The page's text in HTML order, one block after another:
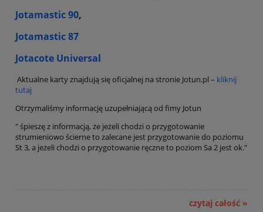
Jotamastic 90,
Jotamastic 87
Jotacote Universal
Aktualne karty znajdują się oficjalnej na stronie Jotun.pl – kliknij
tutaj
Otrzymaliśmy informację uzupełniającą od fimy Jotun
" śpieszę z informacją, że jeżeli chodzi o przygotowanie
strumieniowo ścierne to zalecane jest przygotowanie do poziomu
St 3, a jeżeli chodzi o przygotowanie ręczne to poziom Sa 2 jest ok."
czytaj całość »